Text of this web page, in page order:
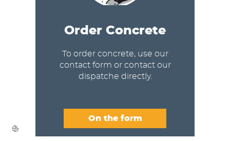
Order Concrete
To order concrete, use our
contact form or contact our
dispatche directly.
On the form